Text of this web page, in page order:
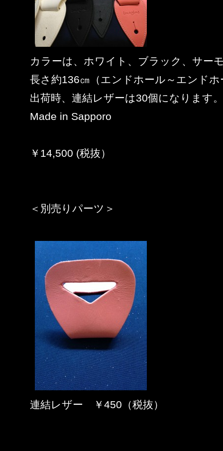
カラーは、ホワイト、ブラック、サー
長さ約136㎝（エンドホール～エンドホ
出荷時、連結レザーは30個になります。
Made in Sapporo
￥14,500 (税抜）
＜別売りパーツ＞
連結レザー ￥450（税抜）